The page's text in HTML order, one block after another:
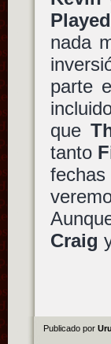
nada
parte
que
tanto
Craig
Publicado por